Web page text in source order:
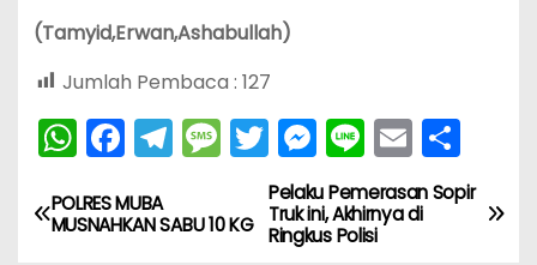
(Tamyid,Erwan,Ashabullah)
Jumlah Pembaca : 127
W
h
a
F
a
c
T
el
e
M
e
s
T
w
itt
er
M
e
s
s
Li
n
e
E
m
ai
S
h
ar
N
Pelaku Pemerasan Sopir
Truk ini, Akhirnya di
Ringkus Polisi
POLRES MUBA
MUSNAHKAN SABU 10 KG